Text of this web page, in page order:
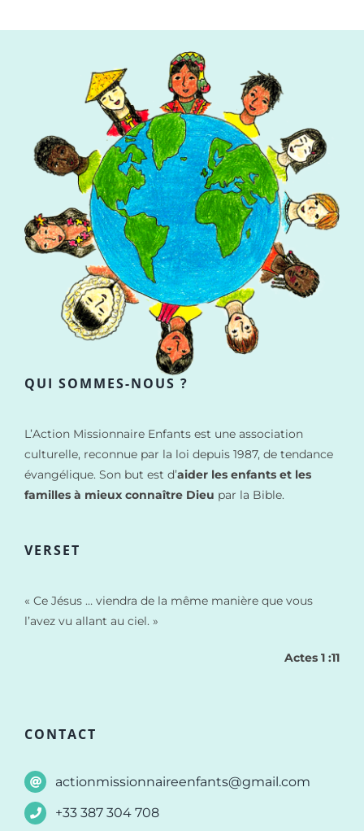
QUI SOMMES-NOUS ?
L’Action Missionnaire Enfants est une association
culturelle, reconnue par la loi depuis 1987, de tendance
évangélique. Son but est d’aider les enfants et les
familles à mieux connaître Dieu par la Bible.
VERSET
« Ce Jésus … viendra de la même manière que vous
l’avez vu allant au ciel. »
Actes 1 :11
CONTACT
actionmissionnaireenfants@gmail.com
+33 387 304 708